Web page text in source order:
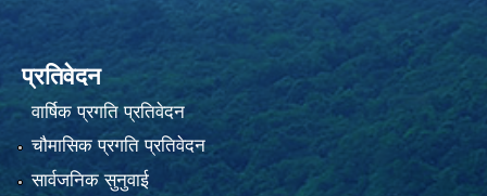
प्रतिवेदन
वार्षिक प्रगति प्रतिवेदन
चौमासिक प्रगति प्रतिवेदन
सार्वजनिक सुनुवाई